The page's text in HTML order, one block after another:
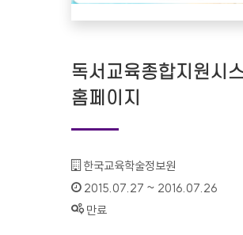
독서교육종합지원시
홈페이지
기관명 :
한국교육학술정보원
인증기간 :
2015.07.27 ~ 2016.07.26
상태 :
만료